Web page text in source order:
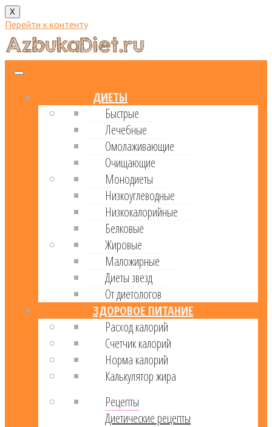
X
Перейти к контенту
ДИЕТЫ
Быстрые
Лечебные
Омолаживающие
Очищающие
Монодиеты
Низкоуглеводные
Низкокалорийные
Белковые
Жировые
Маложирные
Диеты звезд
От диетологов
ЗДОРОВОЕ ПИТАНИЕ
Расход калорий
Cчетчик калорий
Норма калорий
Калькулятор жира
Рецепты
Диетические рецепты